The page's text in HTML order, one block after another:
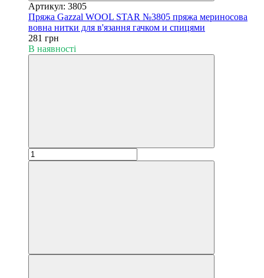
Артикул: 3805
Пряжа Gazzal WOOL STAR №3805 пряжа мериносова
вовна нитки для в'язання гачком и спицями
281 грн
В наявності